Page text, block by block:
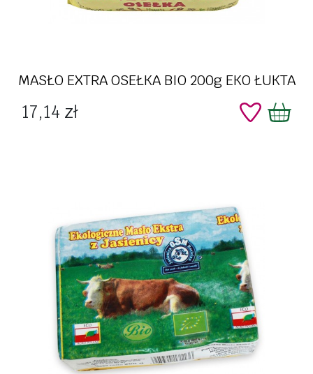
MASŁO EXTRA OSEŁKA BIO 200g EKO ŁUKTA
Cena
17,14 zł